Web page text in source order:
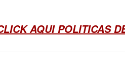
AQUI POLITICAS